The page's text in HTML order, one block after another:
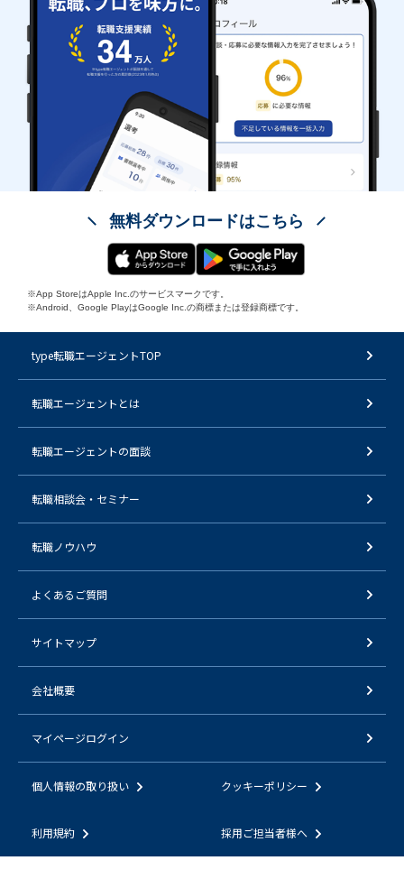
無料ダウンロードはこちら
※App StoreはApple Inc.のサービスマークです。
※Android、Google PlayはGoogle Inc.の商標または登録商標です。
type転職エージェントTOP
転職エージェントとは
転職エージェントの面談
転職相談会・セミナー
転職ノウハウ
よくあるご質問
サイトマップ
会社概要
マイページログイン
個人情報の取り扱い クッキーポリシー
利用規約 採用ご担当者様へ